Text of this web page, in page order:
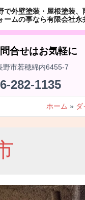
で外壁塗装・屋根塗装、
ームの事なら有限会社永
合せはお気軽に
野市若穂綿内6455-7
282-1135
ホーム ダ